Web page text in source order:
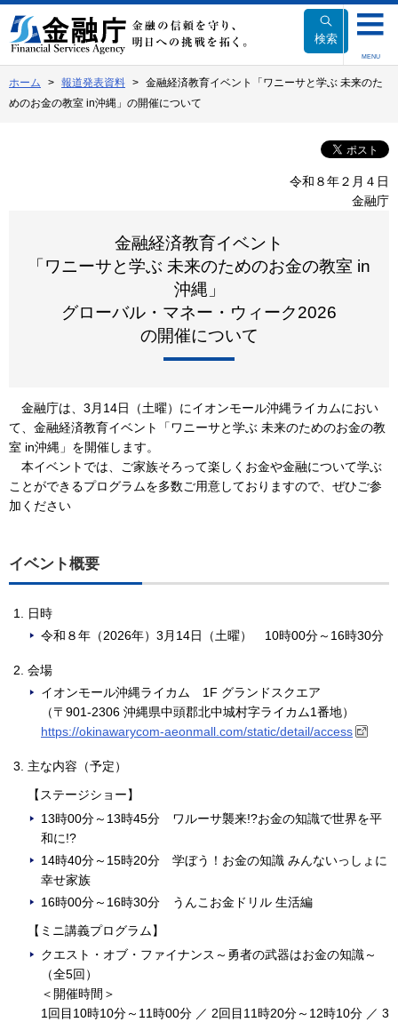
文
へ
動
検索
MENU
ホーム 報道発表資料
金融経済教育イベント「ワニーサと学ぶ 未来のた
めのお金の教室 in沖縄」の開催について
令和８年２月４日
金融庁
金融経済教育イベント
「ワニーサと学ぶ 未来のためのお金の教室 in
沖縄」
グローバル・マネー・ウィーク2026
の開催について
金融庁は、3月14日（土曜）にイオンモール沖縄ライカムにおい
て、金融経済教育イベント「ワニーサと学ぶ 未来のためのお金の教
室 in沖縄」を開催します。
本イベントでは、ご家族そろって楽しくお金や金融について学ぶ
ことができるプログラムを多数ご用意しておりますので、ぜひご参
加ください
イベント概要
日時
令和８年（2026年）3月14日（土曜） 10時00分～16時30分
会場
イオンモール沖縄ライカム 1F グランドスクエア
（〒901-2306 沖縄県中頭郡北中城村字ライカム1番地）
https://okinawarycom-aeonmall.com/static/detail/access
主な内容（予定）
【ステージショー】
13時00分～13時45分 ワルーサ襲来!?お金の知識で世界を平
和に!?
14時40分～15時20分 学ぼう！お金の知識 みんないっしょに
幸せ家族
16時00分～16時30分 うんこお金ドリル 生活編
【ミニ講義プログラム】
クエスト・オブ・ファイナンス～勇者の武器はお金の知識～
（全5回）
＜開催時間＞
1回目10時10分～11時00分 ／ 2回目11時20分～12時10分 ／ 3